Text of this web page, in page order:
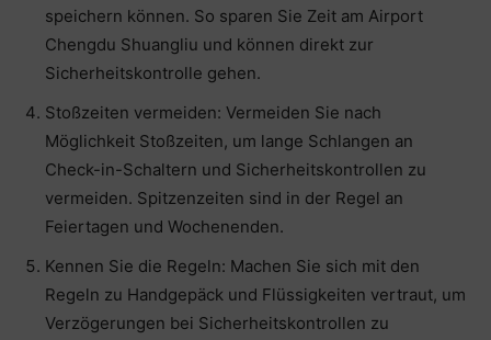
speichern können. So sparen Sie Zeit am Airport
Chengdu Shuangliu und können direkt zur
Sicherheitskontrolle gehen.
Stoßzeiten vermeiden: Vermeiden Sie nach
Möglichkeit Stoßzeiten, um lange Schlangen an
Check-in-Schaltern und Sicherheitskontrollen zu
vermeiden. Spitzenzeiten sind in der Regel an
Feiertagen und Wochenenden.
Kennen Sie die Regeln: Machen Sie sich mit den
Regeln zu Handgepäck und Flüssigkeiten vertraut, um
Verzögerungen bei Sicherheitskontrollen zu